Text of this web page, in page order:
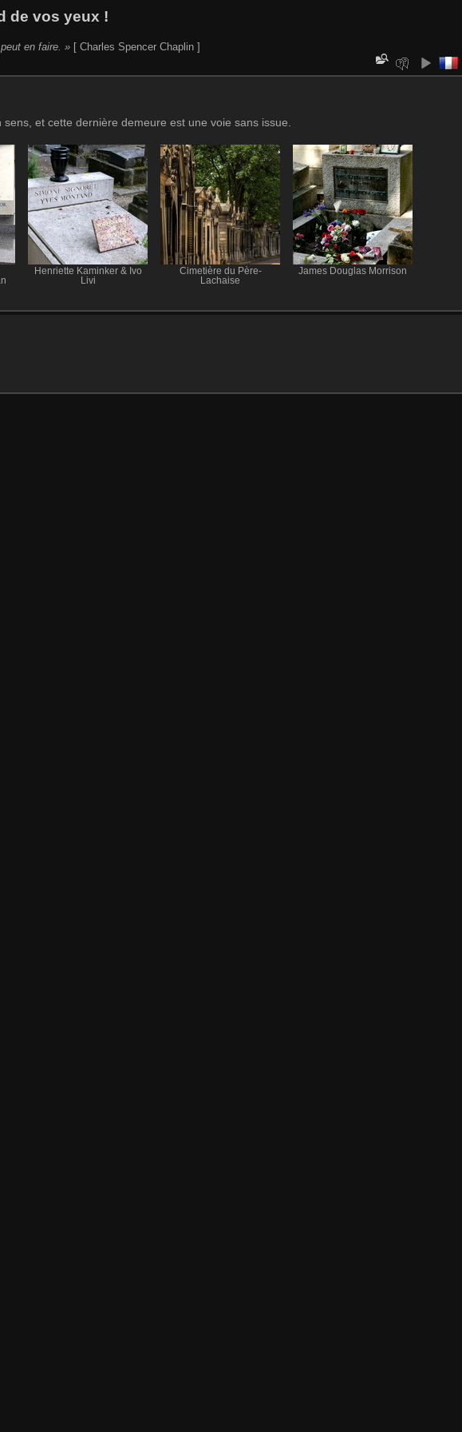
de vos yeux !
en faire. »[ Charles Spencer Chaplin ]
et cette dernière demeure est une voie sans issue.
Henriette Kaminker & Ivo
Livi
Cimetière du Père-
Lachaise
James Douglas Morrison